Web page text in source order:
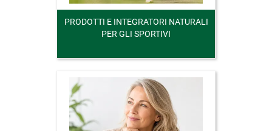
PRODOTTI E INTEGRATORI NATURALI
PER GLI SPORTIVI